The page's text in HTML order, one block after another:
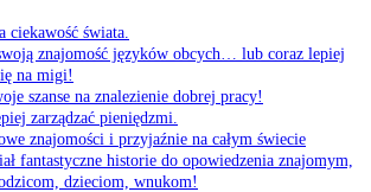
ciekawość świata.
znajomość języków obcych… lub coraz lepiej
na migi!
szanse na znalezienie dobrej pracy!
zarządzać pieniędzmi.
znajomości i przyjaźnie na całym świecie
fantastyczne historie do opowiedzenia znajomym,
dzieciom, wnukom!